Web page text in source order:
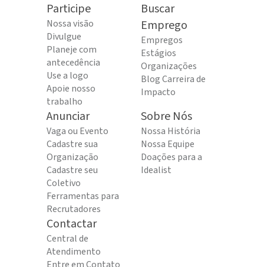
Participe
Nossa visão
Divulgue
Planeje com
antecedência
Use a logo
Apoie nosso
trabalho
Buscar
Emprego
Empregos
Estágios
Organizações
Blog Carreira de
Impacto
Anunciar
Vaga ou Evento
Cadastre sua
Organização
Cadastre seu
Coletivo
Ferramentas para
Recrutadores
Sobre Nós
Nossa História
Nossa Equipe
Doações para a
Idealist
Contactar
Central de
Atendimento